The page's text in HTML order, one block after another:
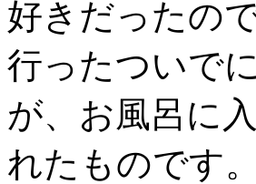
好きだったの
行ったついで
が、お風呂に
れたものです